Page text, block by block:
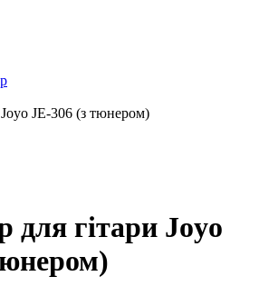
Joyo JE-306 (з тюнером)
для гітари Joyo